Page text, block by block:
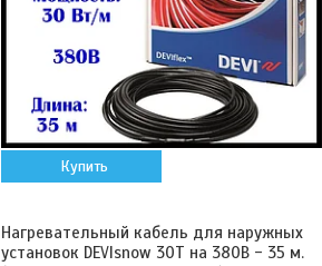
Купить
Нагревательный кабель для наружных
установок DEVIsnow 30T на 380В - 35 м.